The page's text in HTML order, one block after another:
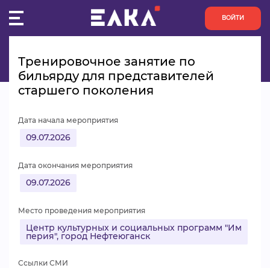
ВОЙТИ
ПУЛЬС
КОНКУРСЫ
АКТИВИСТЫ
АНАЛИТИКА
Тренировочное занятие по
бильярду для представителей
старшего поколения
Дата начала мероприятия
09.07.2026
Дата окончания мероприятия
09.07.2026
Место проведения мероприятия
Центр культурных и социальных программ "Им
перия", город Нефтеюганск
Ссылки СМИ